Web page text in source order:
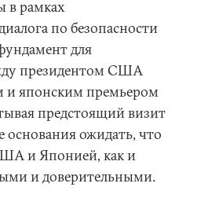
в рамках
по безопасности
для
президентом США
японским премьером
предстоящий визит
ожидать, что
и Японией, как и
и доверительными.